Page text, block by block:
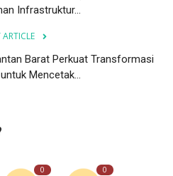
Infrastruktur...
ARTICLE
Barat Perkuat Transformasi
Mencetak...
0 0